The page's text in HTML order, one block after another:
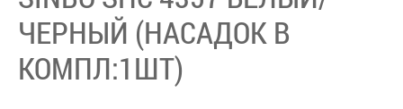
ЧЕРНЫЙ (НАСАДОК В
КОМПЛ:1ШТ)